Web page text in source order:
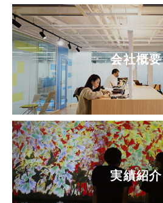
会社概要
実績紹介